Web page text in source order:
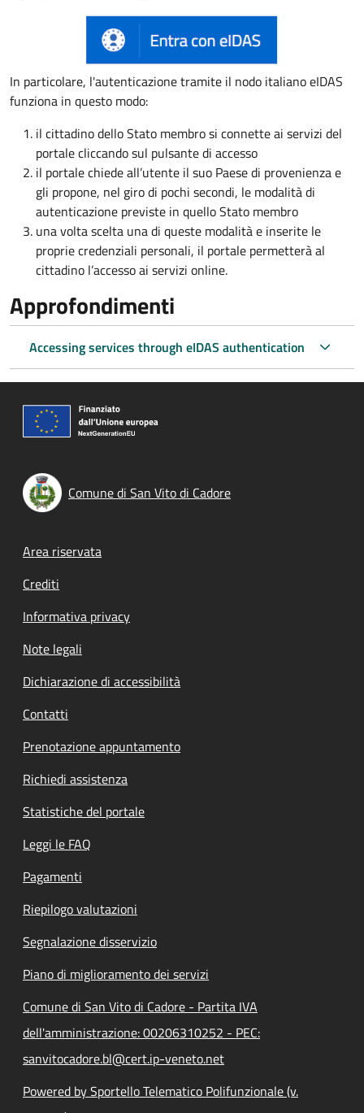
In particolare, l'autenticazione tramite il nodo italiano eIDAS
funziona in questo modo:
il cittadino dello Stato membro si connette ai servizi del
portale cliccando sul pulsante di accesso
il portale chiede all’utente il suo Paese di provenienza e
gli propone, nel giro di pochi secondi, le modalità di
autenticazione previste in quello Stato membro
una volta scelta una di queste modalità e inserite le
proprie credenziali personali, il portale permetterà al
cittadino l’accesso ai servizi online.
Approfondimenti
Accessing services through eIDAS authentication
Comune di San Vito di Cadore
Footer menu
Area riservata
Crediti
Informativa privacy
Note legali
Dichiarazione di accessibilità
Contatti
Prenotazione appuntamento
Richiedi assistenza
Statistiche del portale
Leggi le FAQ
Pagamenti
Riepilogo valutazioni
Segnalazione disservizio
Piano di miglioramento dei servizi
Comune di San Vito di Cadore - Partita IVA
dell'amministrazione: 00206310252 - PEC:
sanvitocadore.bl@cert.ip-veneto.net
Powered by Sportello Telematico Polifunzionale (v.